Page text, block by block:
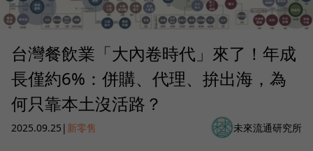
台灣餐飲業「大內卷時代」來了！年成
長僅約6%：併購、代理、拚出海，為
何只靠本土沒活路？
2025.09.25 | 新零售 未來流通研究所